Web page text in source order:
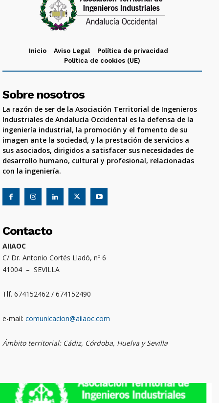
Inicio Aviso Legal
Política de privacidad
Política de cookies (UE)
Sobre nosotros
La razón de ser de la Asociación Territorial de Ingenieros
Industriales de Andalucía Occidental es la defensa de la
ingeniería industrial, la promoción y el fomento de su
imagen ante la sociedad, y la prestación de servicios a
sus asociados, dirigidos a satisfacer sus necesidades de
desarrollo humano, cultural y profesional, relacionadas
con la ingeniería.
Contacto
AIIAOC
C/ Dr. Antonio Cortés Lladó, nº 6
41004 – SEVILLA
Tlf. 674152462 / 674152490
e-mail: comunicacion@aiiaoc.com
Ámbito territorial: Cádiz, Córdoba, Huelva y Sevilla